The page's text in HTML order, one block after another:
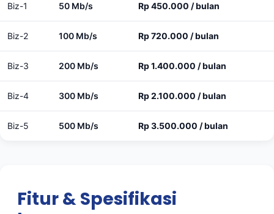
Biz-1 50 Mb/s Rp 450.000 / bulan
Biz-2 100 Mb/s Rp 720.000 / bulan
Biz-3 200 Mb/s Rp 1.400.000 / bulan
Biz-4 300 Mb/s Rp 2.100.000 / bulan
Biz-5 500 Mb/s Rp 3.500.000 / bulan
Fitur & Spesifikasi